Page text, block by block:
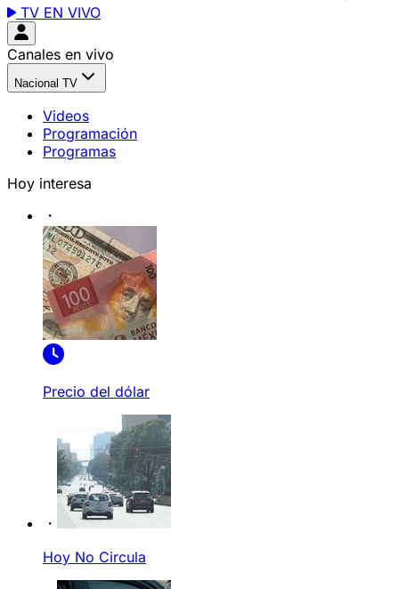
TV EN VIVO
Canales en vivo
Nacional TV
Videos
Programación
Programas
Hoy interesa
Precio del dólar
Hoy No Circula